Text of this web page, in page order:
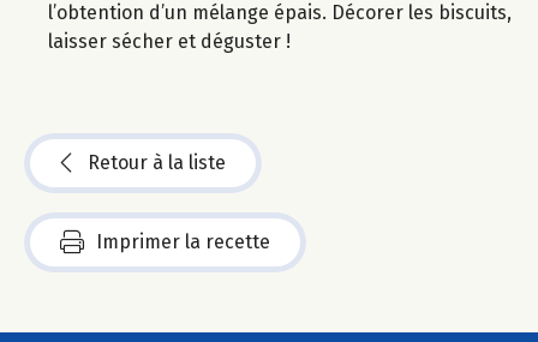
l’obtention d’un mélange épais. Décorer les biscuits,
laisser sécher et déguster !
Retour à la liste
Imprimer la recette